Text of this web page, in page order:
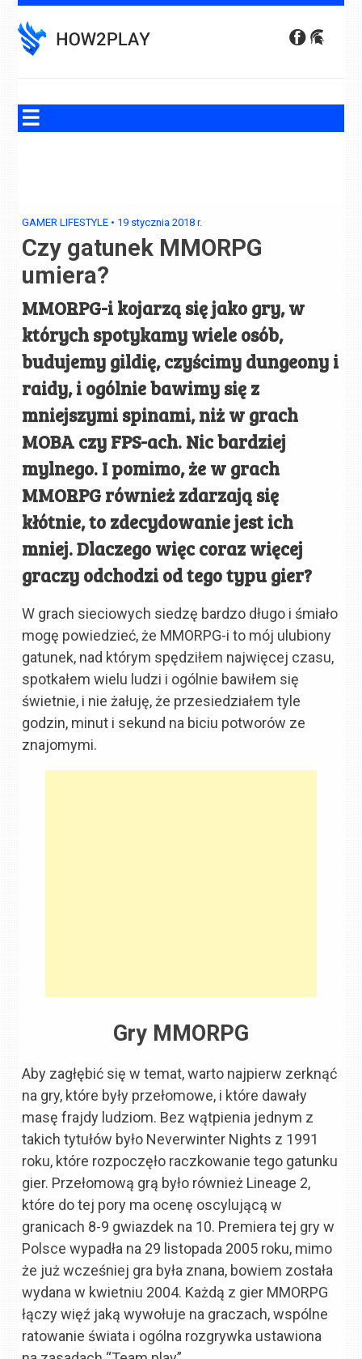
to
content
GAMER LIFESTYLE • 19 stycznia 2018 r.
Czy gatunek MMORPG
umiera?
MMORPG-i kojarzą się jako gry, w
których spotykamy wiele osób,
budujemy gildię, czyścimy dungeony i
raidy, i ogólnie bawimy się z
mniejszymi spinami, niż w grach
MOBA czy FPS-ach. Nic bardziej
mylnego. I pomimo, że w grach
MMORPG również zdarzają się
kłótnie, to zdecydowanie jest ich
mniej. Dlaczego więc coraz więcej
graczy odchodzi od tego typu gier?
W grach sieciowych siedzę bardzo długo i śmiało
mogę powiedzieć, że MMORPG-i to mój ulubiony
gatunek, nad którym spędziłem najwięcej czasu,
spotkałem wielu ludzi i ogólnie bawiłem się
świetnie, i nie żałuję, że przesiedziałem tyle
godzin, minut i sekund na biciu potworów ze
znajomymi.
Gry MMORPG
Aby zagłębić się w temat, warto najpierw zerknąć
na gry, które były przełomowe, i które dawały
masę frajdy ludziom. Bez wątpienia jednym z
takich tytułów było Neverwinter Nights z 1991
roku, które rozpoczęło raczkowanie tego gatunku
gier. Przełomową grą było również Lineage 2,
które do tej pory ma ocenę oscylującą w
granicach 8-9 gwiazdek na 10. Premiera tej gry w
Polsce wypadła na 29 listopada 2005 roku, mimo
że już wcześniej gra była znana, bowiem została
wydana w kwietniu 2004. Każdą z gier MMORPG
łączy więź jaką wywołuje na graczach, wspólne
ratowanie świata i ogólna rozgrywka ustawiona